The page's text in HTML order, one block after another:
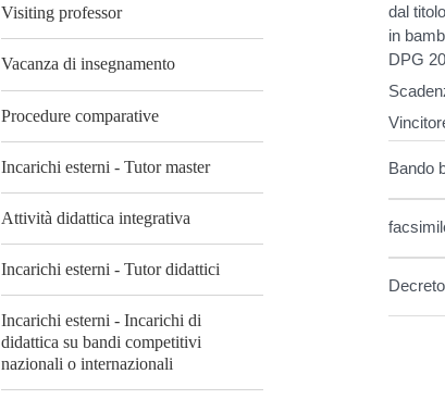
Visiting professor
Vacanza di insegnamento
Procedure comparative
Incarichi esterni - Tutor master
Attività didattica integrativa
Incarichi esterni - Tutor didattici
Incarichi esterni - Incarichi di
didattica su bandi competitivi
nazionali o internazionali
dal
in
DPG
Bando